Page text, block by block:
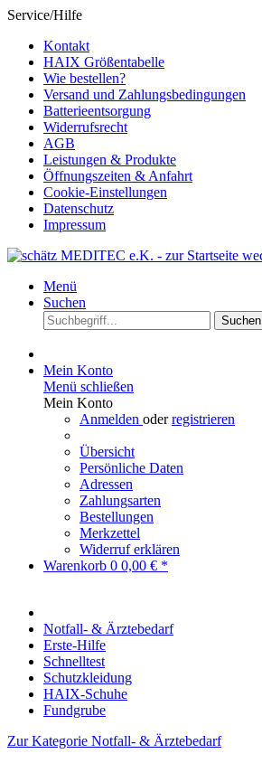
Service/Hilfe
Kontakt
HAIX Größentabelle
Wie bestellen?
Versand und Zahlungsbedingungen
Batterieentsorgung
Widerrufsrecht
AGB
Leistungen & Produkte
Öffnungszeiten & Anfahrt
Cookie-Einstellungen
Datenschutz
Impressum
Menü
Suchen
Suchen
Mein Konto
Menü schließen
Mein Konto
Anmelden oderregistrieren
Übersicht
Persönliche Daten
Adressen
Zahlungsarten
Bestellungen
Merkzettel
Widerruf erklären
Warenkorb 0 0,00 € *
Notfall- & Ärztebedarf
Erste-Hilfe
Schnelltest
Schutzkleidung
HAIX-Schuhe
Fundgrube
Zur Kategorie Notfall- & Ärztebedarf